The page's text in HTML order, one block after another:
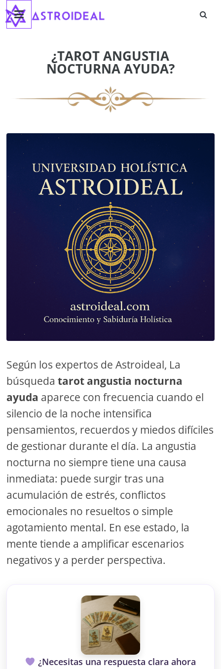
Saltar
contenido
Astroideal
¿TAROT ANGUSTIA
NOCTURNA AYUDA?
Según los expertos de Astroideal, La
búsquedatarot angustia nocturna
ayuda aparece con frecuencia cuando el
silencio de la noche intensifica
pensamientos, recuerdos y miedos difíciles
de gestionar durante el día. La angustia
nocturna no siempre tiene una causa
inmediata: puede surgir tras una
acumulación de estrés, conflictos
emocionales no resueltos o simple
agotamiento mental. En ese estado, la
mente tiende a amplificar escenarios
negativos y a perder perspectiva.
¿Necesitas una respuesta clara ahora